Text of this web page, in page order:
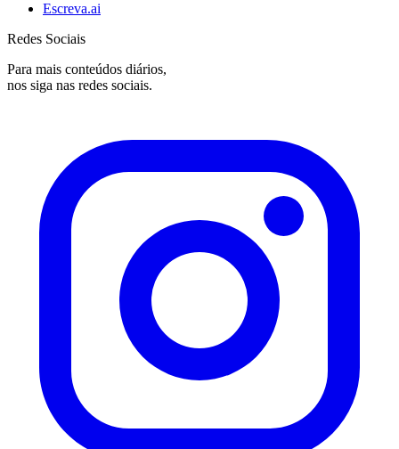
Escreva.ai
Redes Sociais
Para mais conteúdos diários,
nos siga nas redes sociais.